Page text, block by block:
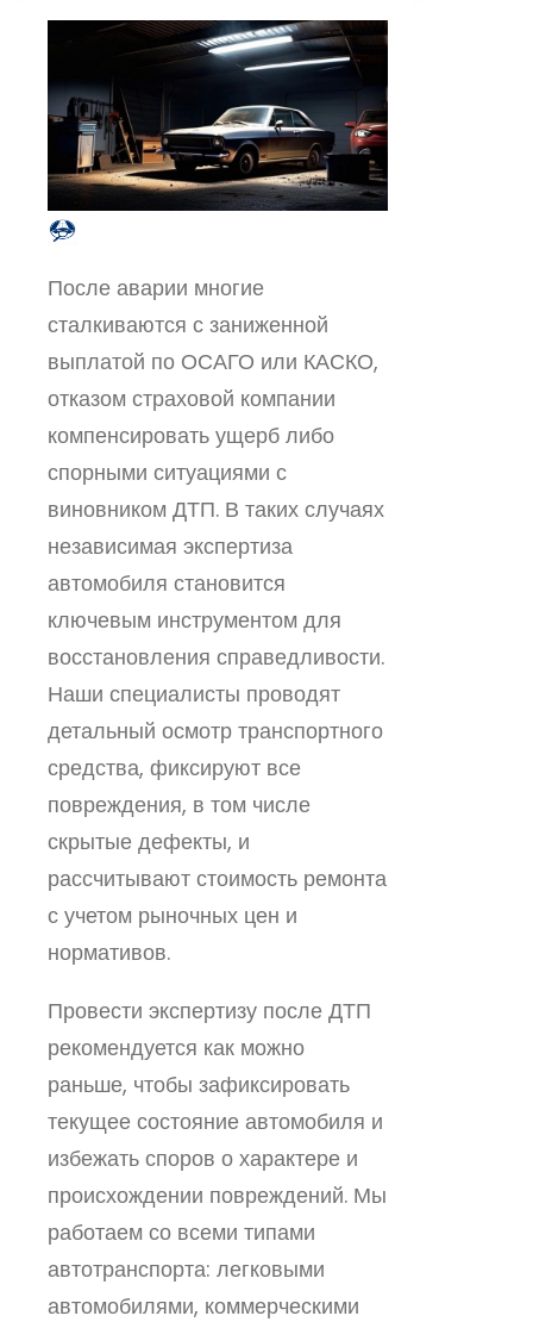
После аварии многие
сталкиваются с заниженной
выплатой по ОСАГО или КАСКО,
отказом страховой компании
компенсировать ущерб либо
спорными ситуациями с
виновником ДТП. В таких случаях
независимая экспертиза
автомобиля становится
ключевым инструментом для
восстановления справедливости.
Наши специалисты проводят
детальный осмотр транспортного
средства, фиксируют все
повреждения, в том числе
скрытые дефекты, и
рассчитывают стоимость ремонта
с учетом рыночных цен и
нормативов.
Провести экспертизу после ДТП
рекомендуется как можно
раньше, чтобы зафиксировать
текущее состояние автомобиля и
избежать споров о характере и
происхождении повреждений. Мы
работаем со всеми типами
автотранспорта: легковыми
автомобилями, коммерческими